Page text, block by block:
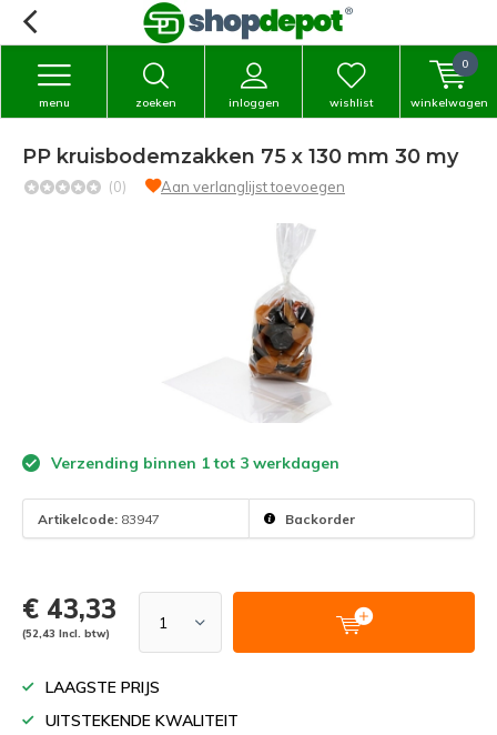
zoeken inloggen
menu wishlist winkelwagen
0
PP kruisbodemzakken 75 x 130 mm 30 my
(0) Aan verlanglijst toevoegen
Verzending binnen 1 tot 3 werkdagen
Artikelcode: 83947 Backorder
€ 43,33
(52,43 Incl. btw)
LAAGSTE PRIJS
UITSTEKENDE KWALITEIT